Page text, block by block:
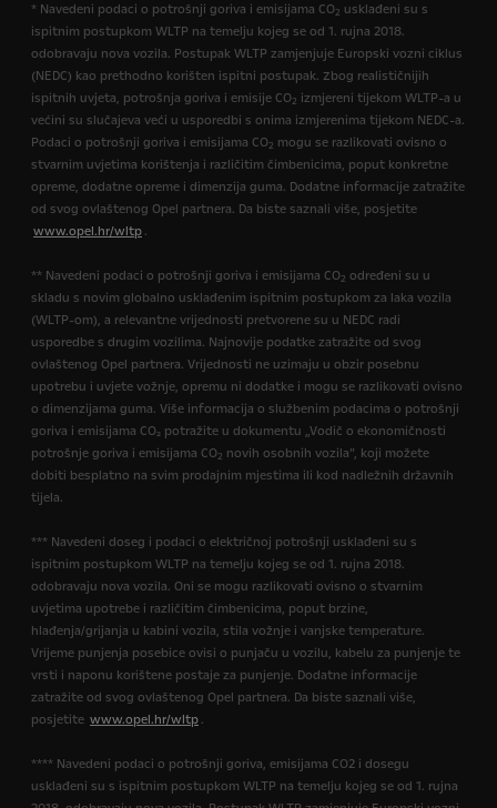
* Navedeni podaci o potrošnji goriva i emisijama CO2 usklađeni su s
ispitnim postupkom WLTP na temelju kojeg se od 1. rujna 2018.
odobravaju nova vozila. Postupak WLTP zamjenjuje Europski vozni ciklus
(NEDC) kao prethodno korišten ispitni postupak. Zbog realističnijih
ispitnih uvjeta, potrošnja goriva i emisije CO2 izmjereni tijekom WLTP-a u
većini su slučajeva veći u usporedbi s onima izmjerenima tijekom NEDC-a.
Podaci o potrošnji goriva i emisijama CO2 mogu se razlikovati ovisno o
stvarnim uvjetima korištenja i različitim čimbenicima, poput konkretne
opreme, dodatne opreme i dimenzija guma. Dodatne informacije zatražite
od svog ovlaštenog Opel partnera. Da biste saznali više, posjetite
www.opel.hr/wltp .
** Navedeni podaci o potrošnji goriva i emisijama CO2 određeni su u
skladu s novim globalno usklađenim ispitnim postupkom za laka vozila
(WLTP-om), a relevantne vrijednosti pretvorene su u NEDC radi
usporedbe s drugim vozilima. Najnovije podatke zatražite od svog
ovlaštenog Opel partnera. Vrijednosti ne uzimaju u obzir posebnu
upotrebu i uvjete vožnje, opremu ni dodatke i mogu se razlikovati ovisno
o dimenzijama guma. Više informacija o službenim podacima o potrošnji
goriva i emisijama CO₂ potražite u dokumentu „Vodič o ekonomičnosti
potrošnje goriva i emisijama CO2 novih osobnih vozila”, koji možete
dobiti besplatno na svim prodajnim mjestima ili kod nadležnih državnih
tijela.
*** Navedeni doseg i podaci o električnoj potrošnji usklađeni su s
ispitnim postupkom WLTP na temelju kojeg se od 1. rujna 2018.
odobravaju nova vozila. Oni se mogu razlikovati ovisno o stvarnim
uvjetima upotrebe i različitim čimbenicima, poput brzine,
hlađenja/grijanja u kabini vozila, stila vožnje i vanjske temperature.
Vrijeme punjenja posebice ovisi o punjaču u vozilu, kabelu za punjenje te
vrsti i naponu korištene postaje za punjenje. Dodatne informacije
zatražite od svog ovlaštenog Opel partnera. Da biste saznali više,
posjetite www.opel.hr/wltp .
**** Navedeni podaci o potrošnji goriva, emisijama CO2 i dosegu
usklađeni su s ispitnim postupkom WLTP na temelju kojeg se od 1. rujna